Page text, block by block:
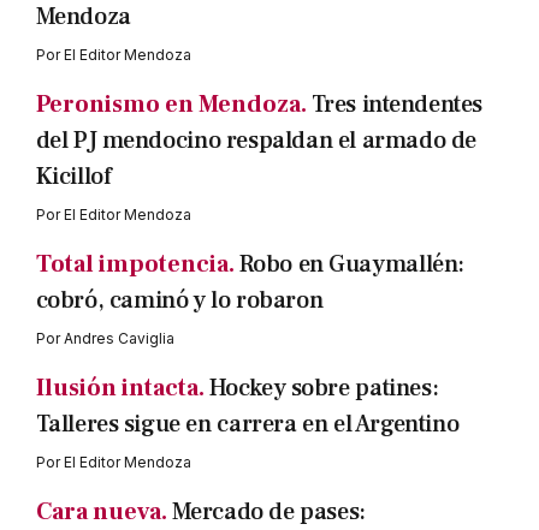
Mendoza
PorEl Editor Mendoza
Peronismo en Mendoza. Tres intendentes
del PJ mendocino respaldan el armado de
Kicillof
PorEl Editor Mendoza
Total impotencia.Robo en Guaymallén:
cobró, caminó y lo robaron
PorAndres Caviglia
Ilusión intacta.Hockey sobre patines:
Talleres sigue en carrera en el Argentino
PorEl Editor Mendoza
Cara nueva.Mercado de pases: